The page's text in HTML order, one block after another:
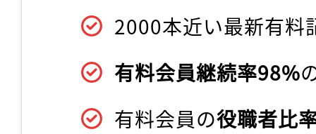
2000本近い最新有料
有料会員継続率98%
有料会員の役職者比